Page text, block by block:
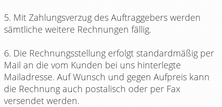
5. Mit Zahlungsverzug des Auftraggebers werden
sämtliche weitere Rechnungen fällig.
6. Die Rechnungsstellung erfolgt standardmäßig per
Mail an die vom Kunden bei uns hinterlegte
Mailadresse. Auf Wunsch und gegen Aufpreis kann
die Rechnung auch postalisch oder per Fax
versendet werden.